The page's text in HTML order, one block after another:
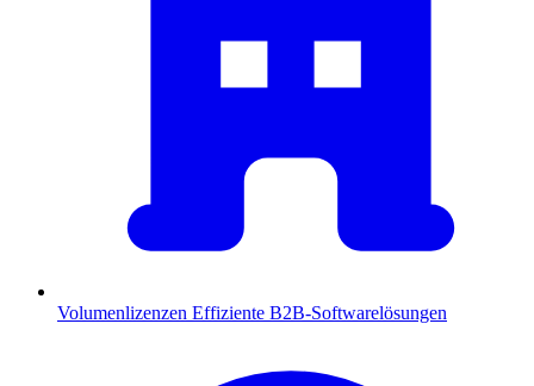
Volumenlizenzen Effiziente B2B-Softwarelösungen